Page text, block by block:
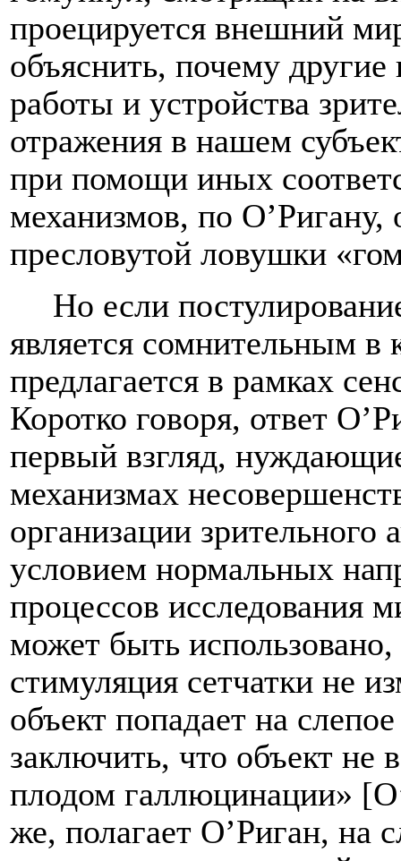
проецируется внешний
объяснить, почему
работы и устройства
отражения в нашем
при помощи иных
механизмов, по О’Ригану,
пресловутой ловушки
Но если
является сомнительным в
предлагается в рамках
Коротко говоря, ответ
первый взгляд,
механизмах
организации зрительного
условием нормальных
процессов исследования
может быть
стимуляция сетчатки не
объект попадает на
заключить, что объект не
плодом галлюцинации» [O
же, полагает О’Риган, на